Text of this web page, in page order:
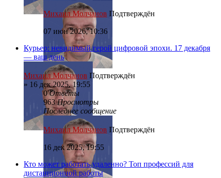
Михаил Молчанов Подтверждён
07 июн 2026, 10:36
Курьер: невидимый герой цифровой эпохи. 17 декабря
— ваш день
Михаил Молчанов Подтверждён
» 16 дек 2025, 19:55
0Ответы
963Просмотры
Последнее сообщение
Михаил Молчанов Подтверждён
16 дек 2025, 19:55
Кто может работать удаленно? Топ профессий для
дистанционной работы